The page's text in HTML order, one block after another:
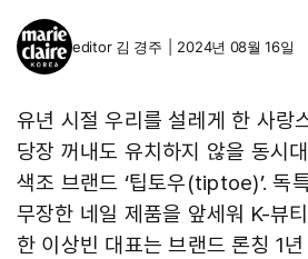
editor 김 경주 2024년 08월 16일
유년 시절 우리를 설레게 한 사랑
당장 꺼내도 유치하지 않을 동시
색조 브랜드 ‘팁토우(tiptoe)’. 독
무장한 네일 제품을 앞세워 K-뷰
한 이상빈 대표는 브랜드 론칭 1